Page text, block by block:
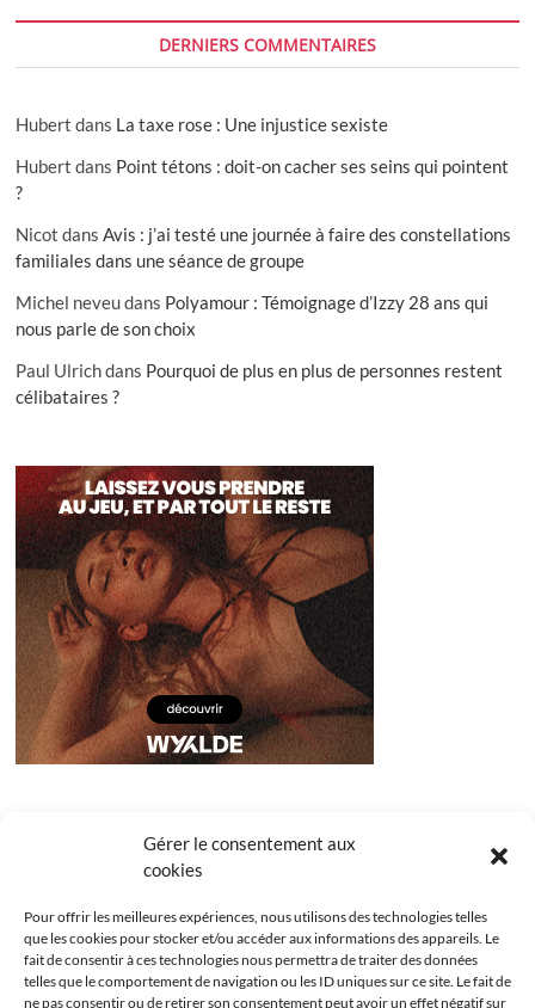
Gérer le consentement aux
cookies
Pour offrir les meilleures expériences, nous utilisons des technologies telles
que les cookies pour stocker et/ou accéder aux informations des appareils. Le
fait de consentir à ces technologies nous permettra de traiter des données
telles que le comportement de navigation ou les ID uniques sur ce site. Le fait de
ne pas consentir ou de retirer son consentement peut avoir un effet négatif sur
DERNIERS COMMENTAIRES
Hubert dans La taxe rose : Une injustice sexiste
Hubert dans Point tétons : doit-on cacher ses seins qui pointent
?
Nicot dansAvis : j’ai testé une journée à faire des constellations
familiales dans une séance de groupe
Michel neveudans Polyamour : Témoignage d’Izzy 28 ans qui
nous parle de son choix
Paul Ulrichdans Pourquoi de plus en plus de personnes restent
célibataires ?